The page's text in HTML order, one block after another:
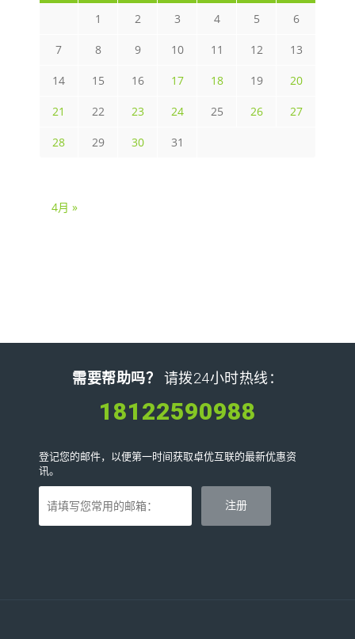
1
2 3 4 5 6
7 8 9 10 11 12 13
14 15 16 17 18 19 20
21 22 23 24 25 26 27
28 29 30 31
4月 »
需要帮助吗？ 请拨24小时热线：
18122590988
登记您的邮件，以便第一时间获取卓优互联的最新优惠资
讯。